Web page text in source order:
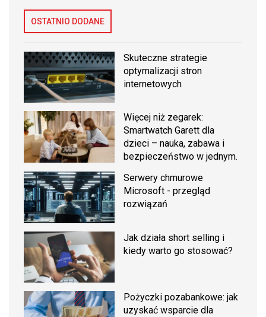
OSTATNIO DODANE
Skuteczne strategie
optymalizacji stron
internetowych
Więcej niż zegarek:
Smartwatch Garett dla
dzieci – nauka, zabawa i
bezpieczeństwo w jednym.
Serwery chmurowe
Microsoft - przegląd
rozwiązań
Jak działa short selling i
kiedy warto go stosować?
Pożyczki pozabankowe: jak
uzyskać wsparcie dla